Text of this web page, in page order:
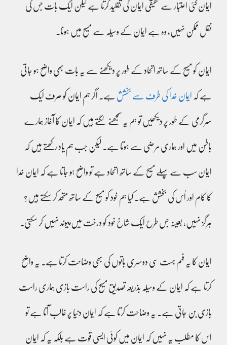
ایمان کئی اعتبار سے حقیقی ایمان کی تقلید کرتا ہے لیکن ایک بات جس کی
نقل ممکن نہیں، وہ ہے ایمان کے وسیلہ سے مسیح میں ہونا۔
ایمان کو مسیح کے ساتھ اتحاد کے طور پر دیکھنے سے یہ بات بھی واضح ہو جاتی
ہے کہ ایمان خدا کی طرف سے بخشش ہے۔ اگر ہم ایمان کو صرف ایک
سرگرمی کے طور پر دیکھیں تو ہم یہ سمجھنے لگتے ہیں کہ ایمان کا آغاز ہمارے
باطن میں اور ہماری مرضی سے ہوتا ہے۔ لیکن جب ہم یاد رکھتے ہیں کہ
ایمان سب سے پہلے مسیح کے ساتھ اتحاد ہے تو واضح ہو جاتا ہے کہ ایمان خدا
کا کام اور اُس کی بخشش ہے۔ کیا ہم خود کو مسیح کے ساتھ متحد کر سکتے ہیں؟
ہرگز نہیں، بعینہ جس طرح ایک شاخ خود کو درخت میں پیوند نہیں کر سکتی۔
ایمان کا یہ فہم بہت سی دوسری باتوں کی بھی وضاحت کرتا ہے۔ یہ واضح
کرتا ہے کہ ایمان کے وسیلہ بذریعہ تصدیق مسیح کی راست بازی ہماری راست
بازی بن جاتی ہے. یہ وضاحت کرتا ہے کہ ایمان دنیا پر غالب آتا ہے تو
اس کا مطلب یہ نہیں کہ ایمان میں کوئی ایسی قوت ہے بلکہ یہ کہ ایمان